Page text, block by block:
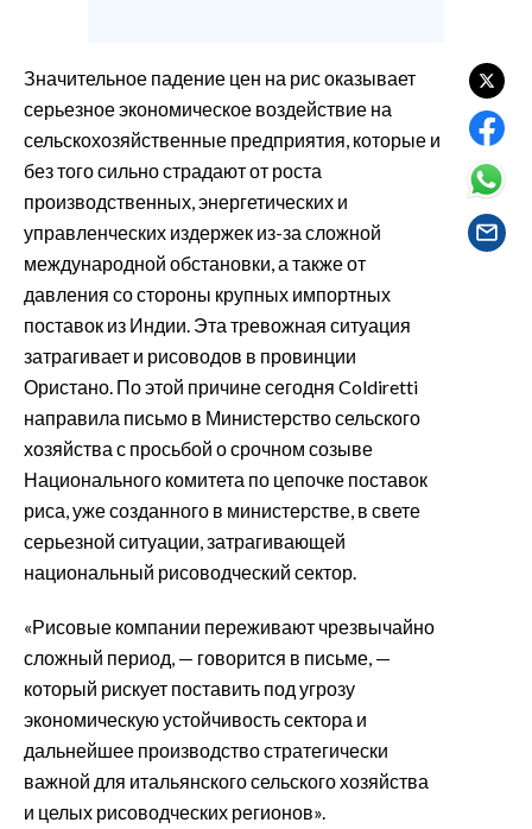
VIDEO
INFO AZIENDE
ABBONATI
ANNUNCI
NECROLOGI
SPIAGGE
STORE
Значительное падение цен на рис оказывает
серьезное экономическое воздействие на
сельскохозяйственные предприятия, которые и
без того сильно страдают от роста
производственных, энергетических и
управленческих издержек из-за сложной
международной обстановки, а также от
давления со стороны крупных импортных
поставок из Индии. Эта тревожная ситуация
затрагивает и рисоводов в провинции
Ористано. По этой причине сегодня Coldiretti
направила письмо в Министерство сельского
хозяйства с просьбой о срочном созыве
Национального комитета по цепочке поставок
риса, уже созданного в министерстве, в свете
серьезной ситуации, затрагивающей
национальный рисоводческий сектор.
«Рисовые компании переживают чрезвычайно
сложный период, — говорится в письме, —
который рискует поставить под угрозу
экономическую устойчивость сектора и
дальнейшее производство стратегически
важной для итальянского сельского хозяйства
и целых рисоводческих регионов».